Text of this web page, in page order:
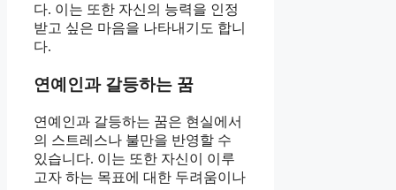
다. 이는 또한 자신의 능력을 인정
받고 싶은 마음을 나타내기도 합니
다.
연예인과 갈등하는 꿈
연예인과 갈등하는 꿈은 현실에서
의 스트레스나 불만을 반영할 수
있습니다. 이는 또한 자신이 이루
고자 하는 목표에 대한 두려움이나